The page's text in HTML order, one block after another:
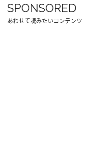
SPONSORED
あわせて読みたいコンテンツ